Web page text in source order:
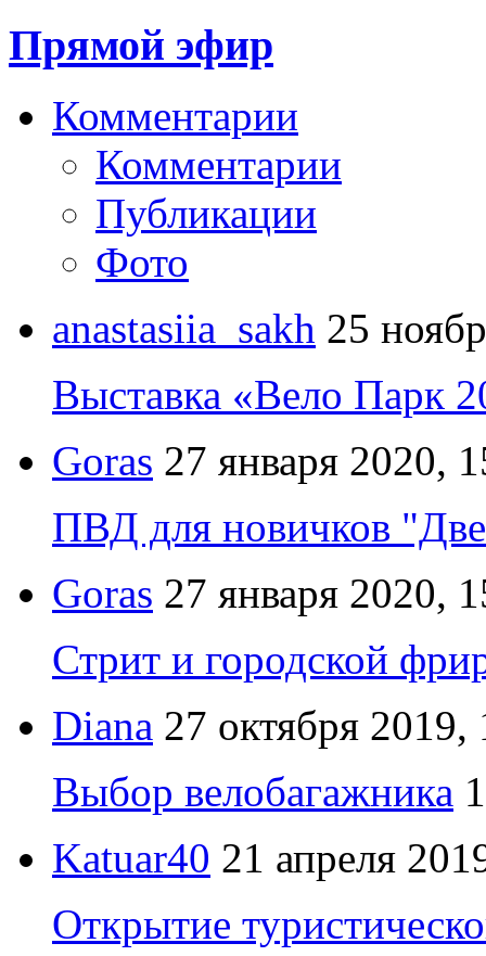
Прямой эфир
Комментарии
Комментарии
Публикации
Фото
anastasiia_sakh 25
Выставка «Вело Парк
Goras 27 января 2020,
ПВД для новичков
Goras 27 января 2020,
Стрит и городской
Diana 27 октября 2019,
Выбор велобагажника
Katuar40 21 апреля
Открытие